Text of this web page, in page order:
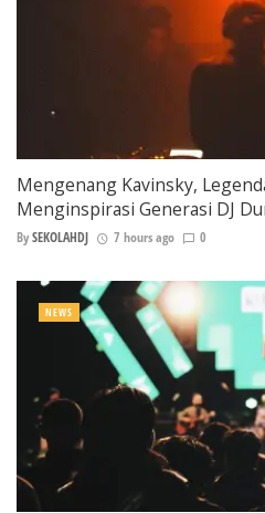
Mengenang Kavinsky,
Menginspirasi Generasi DJ
BySEKOLAHDJ 7 hours ago 0
NEWS